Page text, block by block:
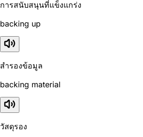
การสนับสนุนที่แข็งแกร่ง
backing up
สำรองข้อมูล
backing material
วัสดุรอง